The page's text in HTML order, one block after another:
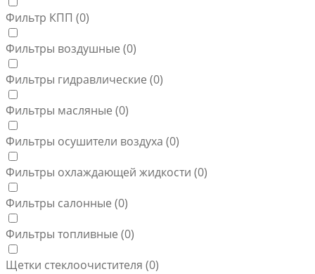
Фильтр КПП (0)
Фильтры воздушные (0)
Фильтры гидравлические (0)
Фильтры масляные (0)
Фильтры осушители воздуха (0)
Фильтры охлаждающей жидкости (0)
Фильтры салонные (0)
Фильтры топливные (0)
Щетки стеклоочистителя (0)